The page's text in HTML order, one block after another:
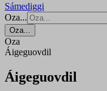
Sámediggi
Oza...
Oza...
Oza
Áigeguovdil
Áigeguovdil